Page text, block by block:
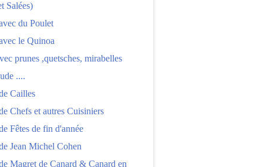
Salées)
du Poulet
le Quinoa
prunes ,quetsches, mirabelles
....
Cailles
Chefs et autres Cuisiniers
Fêtes de fin d'année
Jean Michel Cohen
Magret de Canard & Canard en